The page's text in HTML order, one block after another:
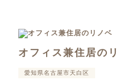
オフィス兼住居の
愛知県名古屋市天白区